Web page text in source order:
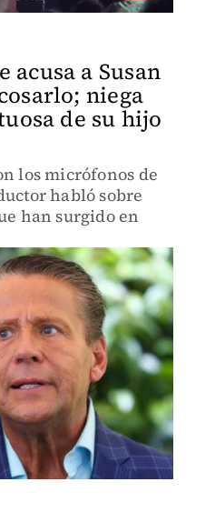
acusa a Susan
niega
de su hijo
los micrófonos de
habló sobre
han surgido en